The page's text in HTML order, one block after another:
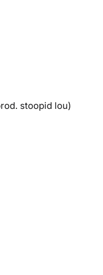
stoopid lou)